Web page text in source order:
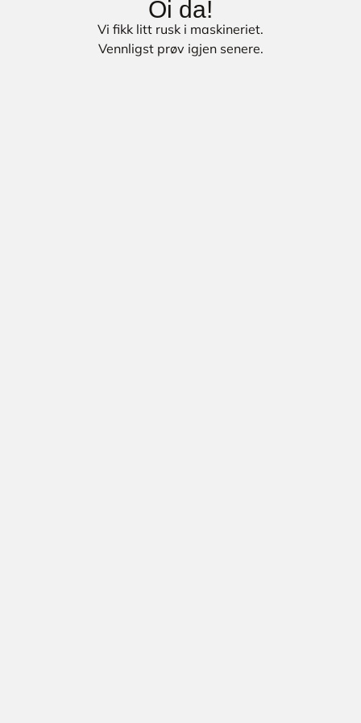
Oi da!
Vi fikk litt rusk i maskineriet.
Vennligst prøv igjen senere.